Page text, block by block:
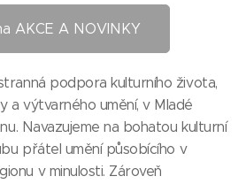
AKCE A NOVINKY
podpora kulturního života,
a výtvarného umění, v Mladé
Navazujeme na bohatou kulturní
přátel umění působícího v
v minulosti. Zároveň